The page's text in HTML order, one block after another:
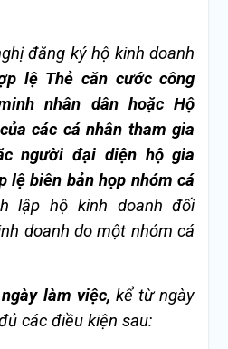
đăng ký hộ kinh doanh
lệ Thẻ căn cước công
nhân dân hoặc Hộ
các cá nhân tham gia
người đại diện hộ gia
lệ biên bản họp nhóm cá
lập hộ kinh doanh đối
doanh do một nhóm cá
làm việc, kể từ ngày
các điều kiện sau: